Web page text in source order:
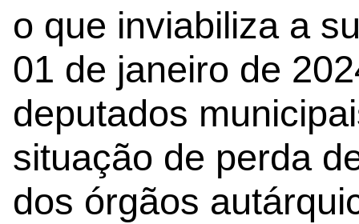
o que inviabiliza a
01 de janeiro de
deputados
situação de perda
dos órgãos